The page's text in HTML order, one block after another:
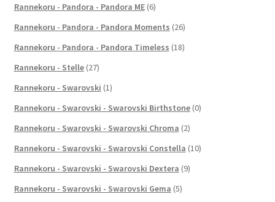
Rannekoru - Pandora - Pandora ME (6)
Rannekoru - Pandora - Pandora Moments (26)
Rannekoru - Pandora - Pandora Timeless (18)
Rannekoru - Stelle (27)
Rannekoru - Swarovski (1)
Rannekoru - Swarovski - Swarovski Birthstone (0)
Rannekoru - Swarovski - Swarovski Chroma (2)
Rannekoru - Swarovski - Swarovski Constella (10)
Rannekoru - Swarovski - Swarovski Dextera (9)
Rannekoru - Swarovski - Swarovski Gema (5)